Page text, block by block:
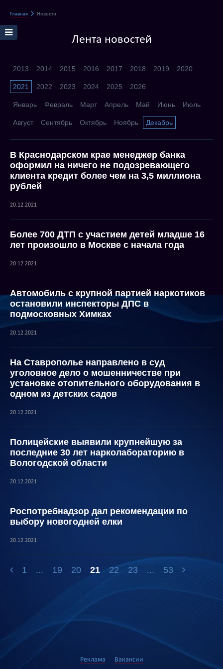
Главная Новости
Лента новостей
2013 2014 2015 2016 2017 2018 2019 2020
2021 2022 2023 2024 2025 2026
Январь Февраль Март Апрель Май Июнь Июль
Август Сентябрь Октябрь Ноябрь Декабрь
В Краснодарском крае менеджер банка
оформил на ничего не подозревающего
клиента кредит более чем на 3,5 миллиона
рублей
20.12.2021
Более 700 ДТП с участием детей младше 16
лет произошло в Москве с начала года
20.12.2021
Автомобиль с крупной партией наркотиков
остановили инспекторы ДПС в
подмосковных Химках
20.12.2021
На Ставрополье направлено в суд
уголовное дело о мошенничестве при
установке отопительного оборудования в
одном из детских садов
20.12.2021
Полицейские выявили крупнейшую за
последние 30 лет нарколабораторию в
Вологодской области
20.12.2021
Роспотребнадзор дал рекомендации по
выбору новогодней елки
20.12.2021
1 ... 19 20 21 22 23 ... 53
Реклама Вакансии